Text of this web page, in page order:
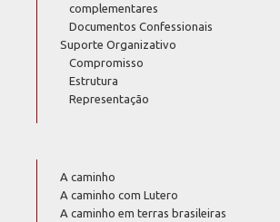
complementares
Documentos Confessionais
Suporte Organizativo
Compromisso
Estrutura
Representação
A caminho
A caminho com Lutero
A caminho em terras brasileiras